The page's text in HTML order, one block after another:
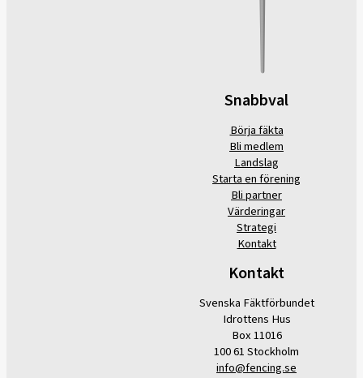
Snabbval
Börja fäkta
Bli medlem
Landslag
Starta en förening
Bli partner
Värderingar
Strategi
Kontakt
Kontakt
Svenska Fäktförbundet
Idrottens Hus
Box 11016
100 61 Stockholm
info@fencing.se